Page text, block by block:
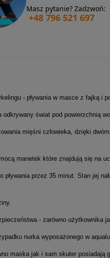
Masz pytanie? Zadzwoń:
+48 796 521 697
- pływania w masce z fajką i
świat pod powierzchnią
mięśni człowieka, dzięki
manetek które znajdują się na
przez 35 minut. Stan jej
- zarówno użytkownika
nurka wyposażonego w
maska jak i sam skuter posiadają